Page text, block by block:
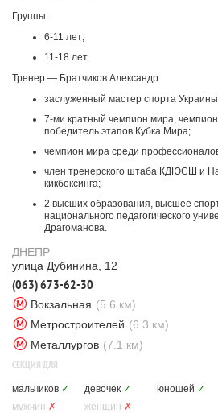
Группы:
6-11 лет;
11-18 лет.
Тренер — Братчиков Александр:
заслуженный мастер спорта Украины
7-ми кратный чемпион мира,
победитель этапов Кубка Мира;
чемпион мира среди
член тренерского штаба КДЮСШ и
кикбоксинга;
2 высших образования, высшее
национального педагогического
Драгоманова.
ДНЕПР
улица Дубинина, 12
(063) 673-62-30
Вокзальная (5.6 км)
Метростроителей (6.3 км)
Металлургов (7.1 км)
СЕКЦИЯ ДЛЯ
мальчиков ✓ девочек ✓ юношей ✓
мужчин ✗ женщин ✗